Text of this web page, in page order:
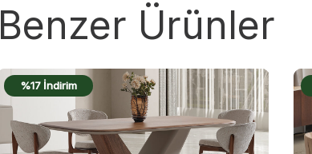
Benzer Ürünler
%17 İndirim